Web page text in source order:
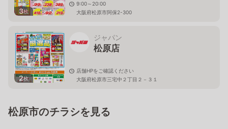
3枚
9:00～20:00
大阪府松原市阿保2-300
2枚
ジャパン
松原店
店舗HPをご確認ください
大阪府松原市三宅中２丁目２－３１
松原市のチラシを見る